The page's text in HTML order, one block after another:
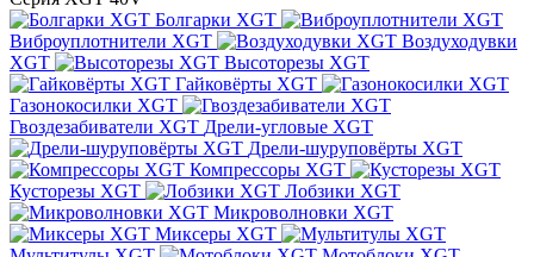
Болгарки XGT
Виброуплотнители XGT
Воздуходувки
XGT
Высоторезы XGT
Гайковёрты XGT
Газонокосилки XGT
Гвоздезабиватели XGT Дрели-угловые XGT
Дрели-шуруповёрты XGT
Компрессоры XGT
Кусторезы XGT
Лобзики XGT
Микроволновки XGT
Миксеры XGT